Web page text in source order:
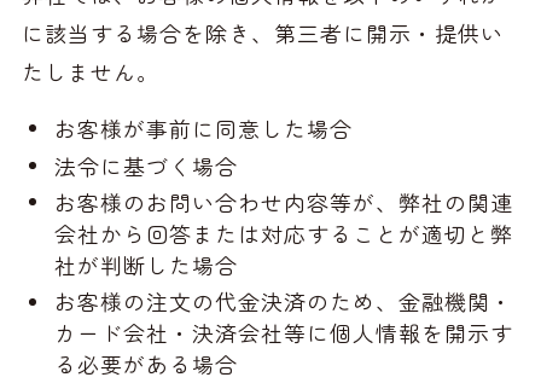
に該当する場合を除き、第三者に開示・提供い
たしません。
お客様が事前に同意した場合
法令に基づく場合
お客様のお問い合わせ内容等が、弊社の関連
会社から回答または対応することが適切と弊
社が判断した場合
お客様の注文の代金決済のため、金融機関・
カード会社・決済会社等に個人情報を開示す
る必要がある場合